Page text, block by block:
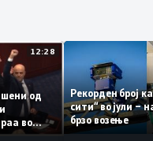
12:28
од
во
Рекорден
сити“ во
брзо возење